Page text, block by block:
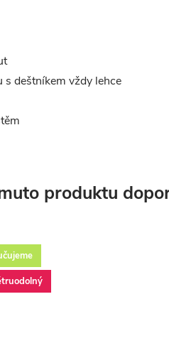
deštníkem vždy lehce
produktu